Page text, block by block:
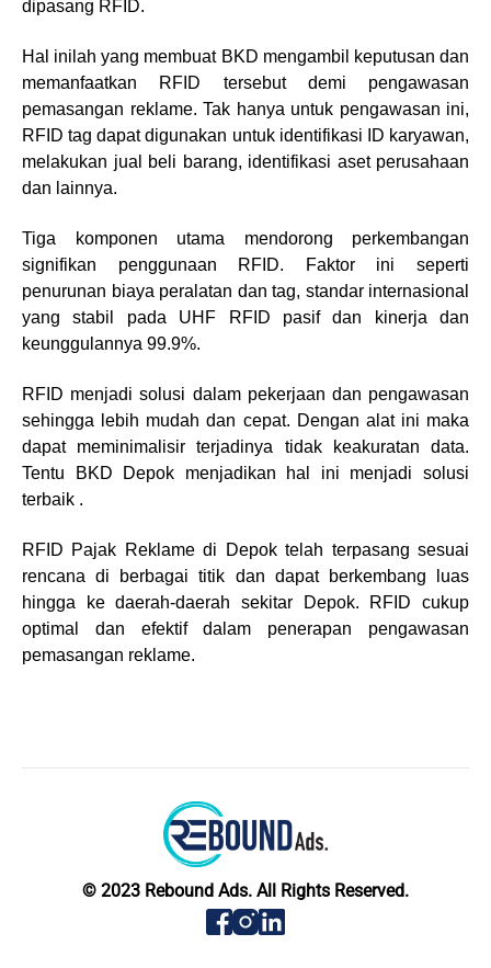
dipasang RFID.
Hal inilah yang membuat BKD mengambil keputusan dan
memanfaatkan RFID tersebut demi pengawasan
pemasangan reklame. Tak hanya untuk pengawasan ini,
RFID tag dapat digunakan untuk identifikasi ID karyawan,
melakukan jual beli barang, identifikasi aset perusahaan
dan lainnya.
Tiga komponen utama mendorong perkembangan
signifikan penggunaan RFID. Faktor ini seperti
penurunan biaya peralatan dan tag, standar internasional
yang stabil pada UHF RFID pasif dan kinerja dan
keunggulannya 99.9%.
RFID menjadi solusi dalam pekerjaan dan pengawasan
sehingga lebih mudah dan cepat. Dengan alat ini maka
dapat meminimalisir terjadinya tidak keakuratan data.
Tentu BKD Depok menjadikan hal ini menjadi solusi
terbaik .
RFID Pajak Reklame di Depok telah terpasang sesuai
rencana di berbagai titik dan dapat berkembang luas
hingga ke daerah-daerah sekitar Depok. RFID cukup
optimal dan efektif dalam penerapan pengawasan
pemasangan reklame.
© 2023 Rebound Ads. All Rights Reserved.